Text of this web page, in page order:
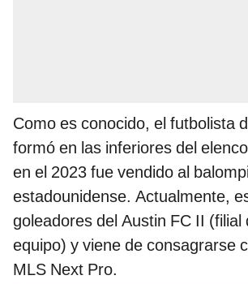
Como es conocido, el futbolista
formó en las inferiores del
en el 2023 fue vendido al
estadounidense. Actualmente,
goleadores del Austin FC II (filial
equipo) y viene de consagrarse
MLS Next Pro.